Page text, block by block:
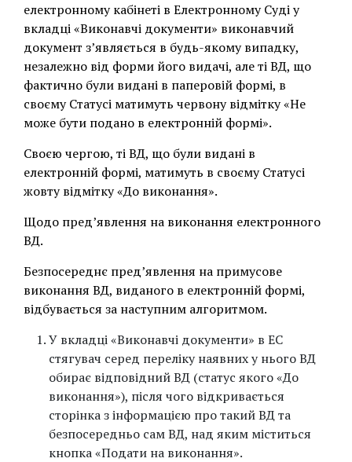
електронному кабінеті в Електронному Суді у
вкладці «Виконавчі документи» виконавчий
документ з’являється в будь-якому випадку,
незалежно від форми його видачі, але ті ВД, що
фактично були видані в паперовій формі, в
своєму Статусі матимуть червону відмітку «Не
може бути подано в електронній формі».
Своєю чергою, ті ВД, що були видані в
електронній формі, матимуть в своєму Статусі
жовту відмітку «До виконання».
Щодо пред’явлення на виконання електронного
ВД.
Безпосереднє пред’явлення на примусове
виконання ВД, виданого в електронній формі,
відбувається за наступним алгоритмом.
У вкладці «Виконавчі документи» в ЕС
стягувач серед переліку наявних у нього ВД
обирає відповідний ВД (статус якого «До
виконання»), після чого відкривається
сторінка з інформацією про такий ВД та
безпосередньо сам ВД, над яким міститься
кнопка «Подати на виконання».